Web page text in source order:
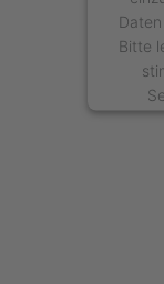
Bitte